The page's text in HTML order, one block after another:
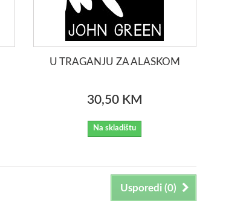
U TRAGANJU ZA ALASKOM
30,50 KM
Na skladištu
Usporedi (0)